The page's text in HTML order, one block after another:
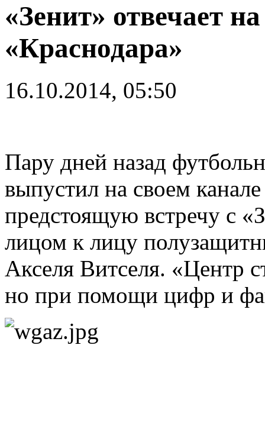
«Зенит» отвечает
«Краснодара»
16.10.2014, 05:50
Пару дней назад
выпустил на своем
предстоящую встречу с
лицом к лицу
Акселя Витселя. «Центр
но при помощи цифр и